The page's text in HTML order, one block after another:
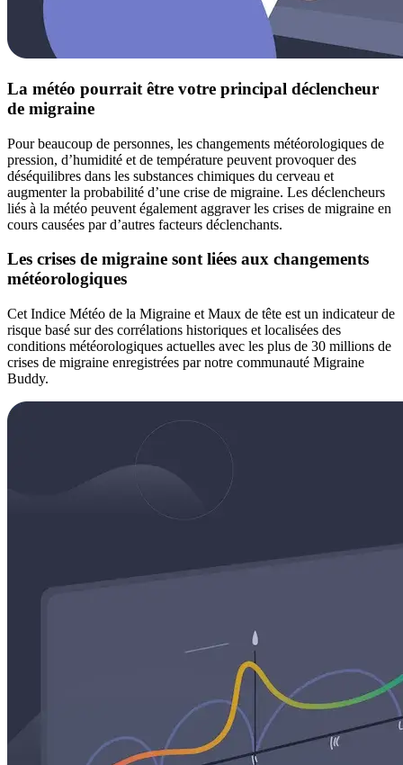
La météo pourrait être votre principal déclencheur
de migraine
Pour beaucoup de personnes, les changements météorologiques de
pression, d’humidité et de température peuvent provoquer des
déséquilibres dans les substances chimiques du cerveau et
augmenter la probabilité d’une crise de migraine. Les déclencheurs
liés à la météo peuvent également aggraver les crises de migraine en
cours causées par d’autres facteurs déclenchants.
Les crises de migraine sont liées aux changements
météorologiques
Cet Indice Météo de la Migraine et Maux de tête est un indicateur de
risque basé sur des corrélations historiques et localisées des
conditions météorologiques actuelles avec les plus de 30 millions de
crises de migraine enregistrées par notre communauté Migraine
Buddy.